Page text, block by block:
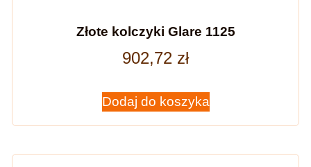
Złote kolczyki Glare 1125
902,72 zł
Dodaj do koszyka